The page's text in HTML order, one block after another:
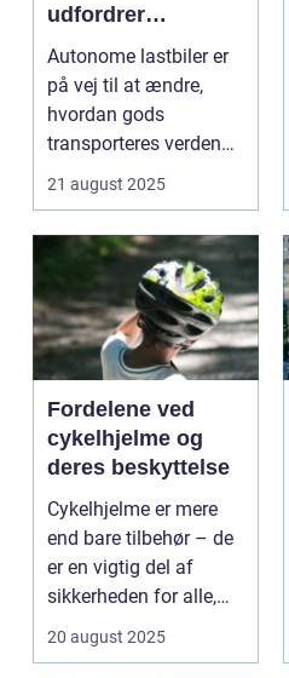
udfordrer
traditionel logistik
Autonome lastbiler er
på vej til at ændre,
hvordan gods
transporteres verden
21 august 2025
Fordelene ved
cykelhjelme og
deres beskyttelse
Cykelhjelme er mere
end bare tilbehør – de
er en vigtig del af
sikkerheden for alle,
20 august 2025